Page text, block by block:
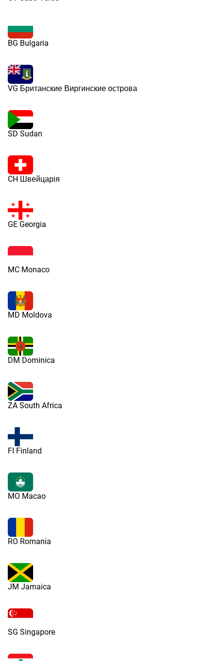
BG Bulgaria
VG Британские Виргинские острова
SD Sudan
CH Швейцарія
GE Georgia
MC Monaco
MD Moldova
DM Dominica
ZA South Africa
FI Finland
MO Macao
RO Romania
JM Jamaica
SG Singapore